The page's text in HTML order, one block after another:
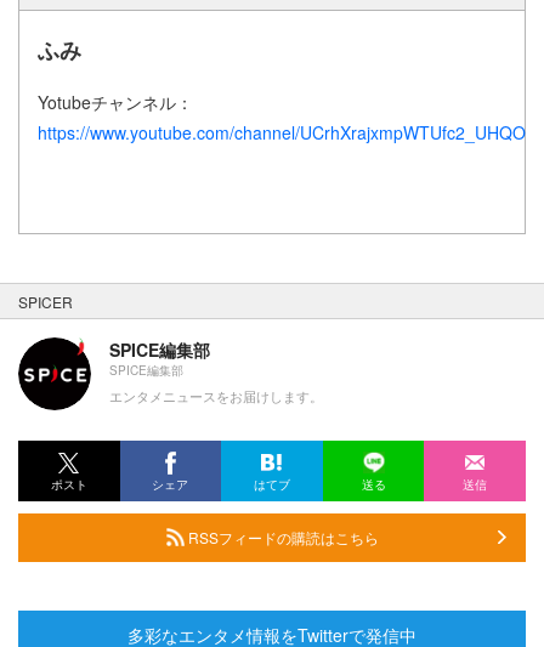
ふみ
Yotubeチャンネル：
https://www.youtube.com/channel/
SPICER
SPICE編集部
SPICE編集部
エンタメニュースをお届けします。
ポスト シェア はてブ 送る 送信
RSSフィードの購読はこちら
多彩なエンタメ情報をTwitterで発信中